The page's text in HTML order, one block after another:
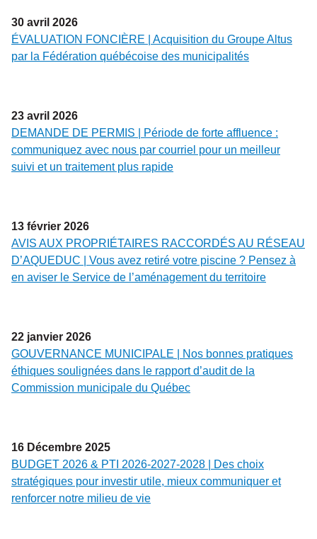
30 avril 2026
ÉVALUATION FONCIÈRE | Acquisition du Groupe Altus
par la Fédération québécoise des municipalités
23 avril 2026
DEMANDE DE PERMIS | Période de forte affluence :
communiquez avec nous par courriel pour un meilleur
suivi et un traitement plus rapide
13 février 2026
AVIS AUX PROPRIÉTAIRES RACCORDÉS AU RÉSEAU
D’AQUEDUC | Vous avez retiré votre piscine ? Pensez à
en aviser le Service de l’aménagement du territoire
22 janvier 2026
GOUVERNANCE MUNICIPALE | Nos bonnes pratiques
éthiques soulignées dans le rapport d’audit de la
Commission municipale du Québec
16 Décembre 2025
BUDGET 2026 & PTI 2026-2027-2028 | Des choix
stratégiques pour investir utile, mieux communiquer et
renforcer notre milieu de vie